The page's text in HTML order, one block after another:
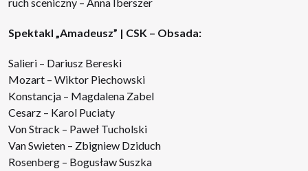
Spektakl „Amadeusz” | CSK – Obsada:
Salieri – Dariusz Bereski
Mozart – Wiktor Piechowski
Konstancja – Magdalena Zabel
Cesarz – Karol Puciaty
Von Strack – Paweł Tucholski
Van Swieten – Zbigniew Dziduch
Rosenberg – Bogusław Suszka